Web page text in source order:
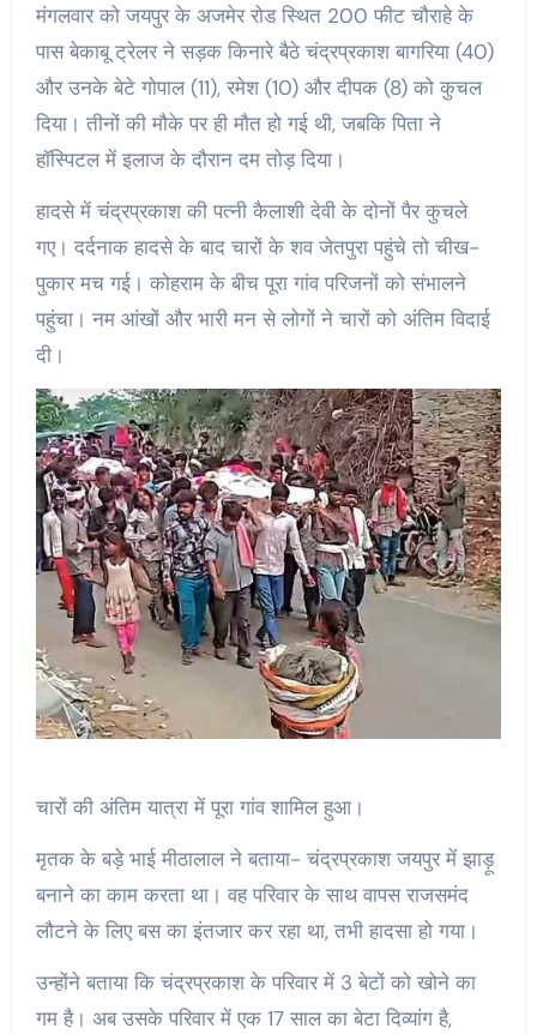
मंगलवार को जयपुर के अजमेर रोड स्थित 200 फीट चौराहे के
पास बेकाबू ट्रेलर ने सड़क किनारे बैठे चंद्रप्रकाश बागरिया (40)
और उनके बेटे गोपाल (11), रमेश (10) और दीपक (8) को कुचल
दिया। तीनों की मौके पर ही मौत हो गई थी, जबकि पिता ने
हॉस्पिटल में इलाज के दौरान दम तोड़ दिया।
हादसे में चंद्रप्रकाश की पत्नी कैलाशी देवी के दोनों पैर कुचले
गए। दर्दनाक हादसे के बाद चारों के शव जेतपुरा पहुंचे तो चीख-
पुकार मच गई। कोहराम के बीच पूरा गांव परिजनों को संभालने
पहुंचा। नम आंखों और भारी मन से लोगों ने चारों को अंतिम विदाई
दी।
चारों की अंतिम यात्रा में पूरा गांव शामिल हुआ।
मृतक के बड़े भाई मीठालाल ने बताया- चंद्रप्रकाश जयपुर में झाड़ू
बनाने का काम करता था। वह परिवार के साथ वापस राजसमंद
लौटने के लिए बस का इंतजार कर रहा था, तभी हादसा हो गया।
उन्होंने बताया कि चंद्रप्रकाश के परिवार में 3 बेटों को खोने का
गम है। अब उसके परिवार में एक 17 साल का बेटा दिव्यांग है,